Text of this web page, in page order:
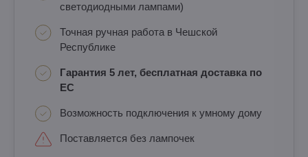
светодиодными лампами)
Точная ручная работа в Чешской
Республике
Гарантия 5 лет, бесплатная доставка по
ЕС
Возможность подключения к умному дому
Поставляется без лампочек